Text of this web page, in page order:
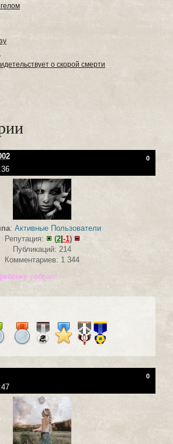
о скорой смерти
0
: Активные Пользователи
Репутация:
(2|-1)
Публикаций: 214
Комментариев: 1 344
собрал!
0